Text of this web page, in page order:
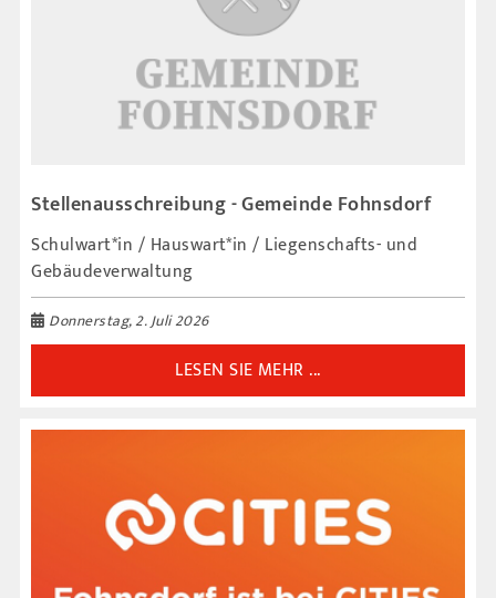
Stellenausschreibung - Gemeinde Fohnsdorf
Schulwart*in / Hauswart*in / Liegenschafts- und
Gebäudeverwaltung
Donnerstag, 2. Juli 2026
LESEN SIE MEHR ...